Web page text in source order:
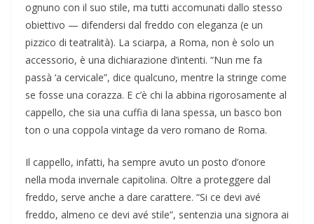
ognuno con il suo stile, ma tutti accomunati dallo stesso
obiettivo — difendersi dal freddo con eleganza (e un
pizzico di teatralità). La sciarpa, a Roma, non è solo un
accessorio, è una dichiarazione d’intenti. “Nun me fa
passà ‘a cervicale”, dice qualcuno, mentre la stringe come
se fosse una corazza. E c’è chi la abbina rigorosamente al
cappello, che sia una cuffia di lana spessa, un basco bon
ton o una coppola vintage da vero romano de Roma.
Il cappello, infatti, ha sempre avuto un posto d’onore
nella moda invernale capitolina. Oltre a proteggere dal
freddo, serve anche a dare carattere. “Si ce devi avé
freddo, almeno ce devi avé stile”, sentenzia una signora ai